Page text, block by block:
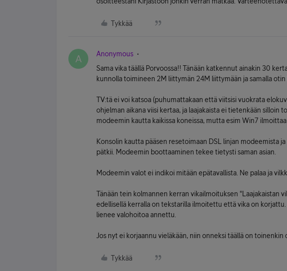
Tykkää
A Anonymous
Sama vika täällä Porvoossa!! Tänään katkennut ainakin 30
kunnolla toimineen 2M liittymän 24M liittymään ja samalla otin
TV:tä ei voi katsoa (puhumattakaan että viitsisi vuokrata
ohjelman aikana viisi kertaa, ja laajakaista ei tietenkään silloin
modeemin kautta kaikissa koneissa, mutta esim Win7
Konsolin kautta pääsen resetoimaan DSL linjan modeemista
pätkii. Modeemin boottaaminen tekee tietysti saman asian.
Modeemin valot ei indikoi mitään epätavallista. Ne palaa ja
Tänään tein kolmannen kerran vikailmoituksen "Laajakaistan
edellisellä kerralla on tekstarilla ilmoitettu että vika on
lienee valohoitoa annettu.
Jos nyt ei korjaannu vieläkään, niin onneksi täällä on
Tykkää